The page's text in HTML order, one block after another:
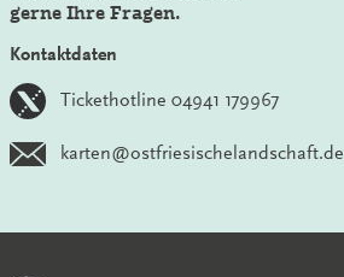
gerne Ihre Fragen.
Kontaktdaten
Tickethotline 04941 179967
karten@ostfriesischelandschaft.de